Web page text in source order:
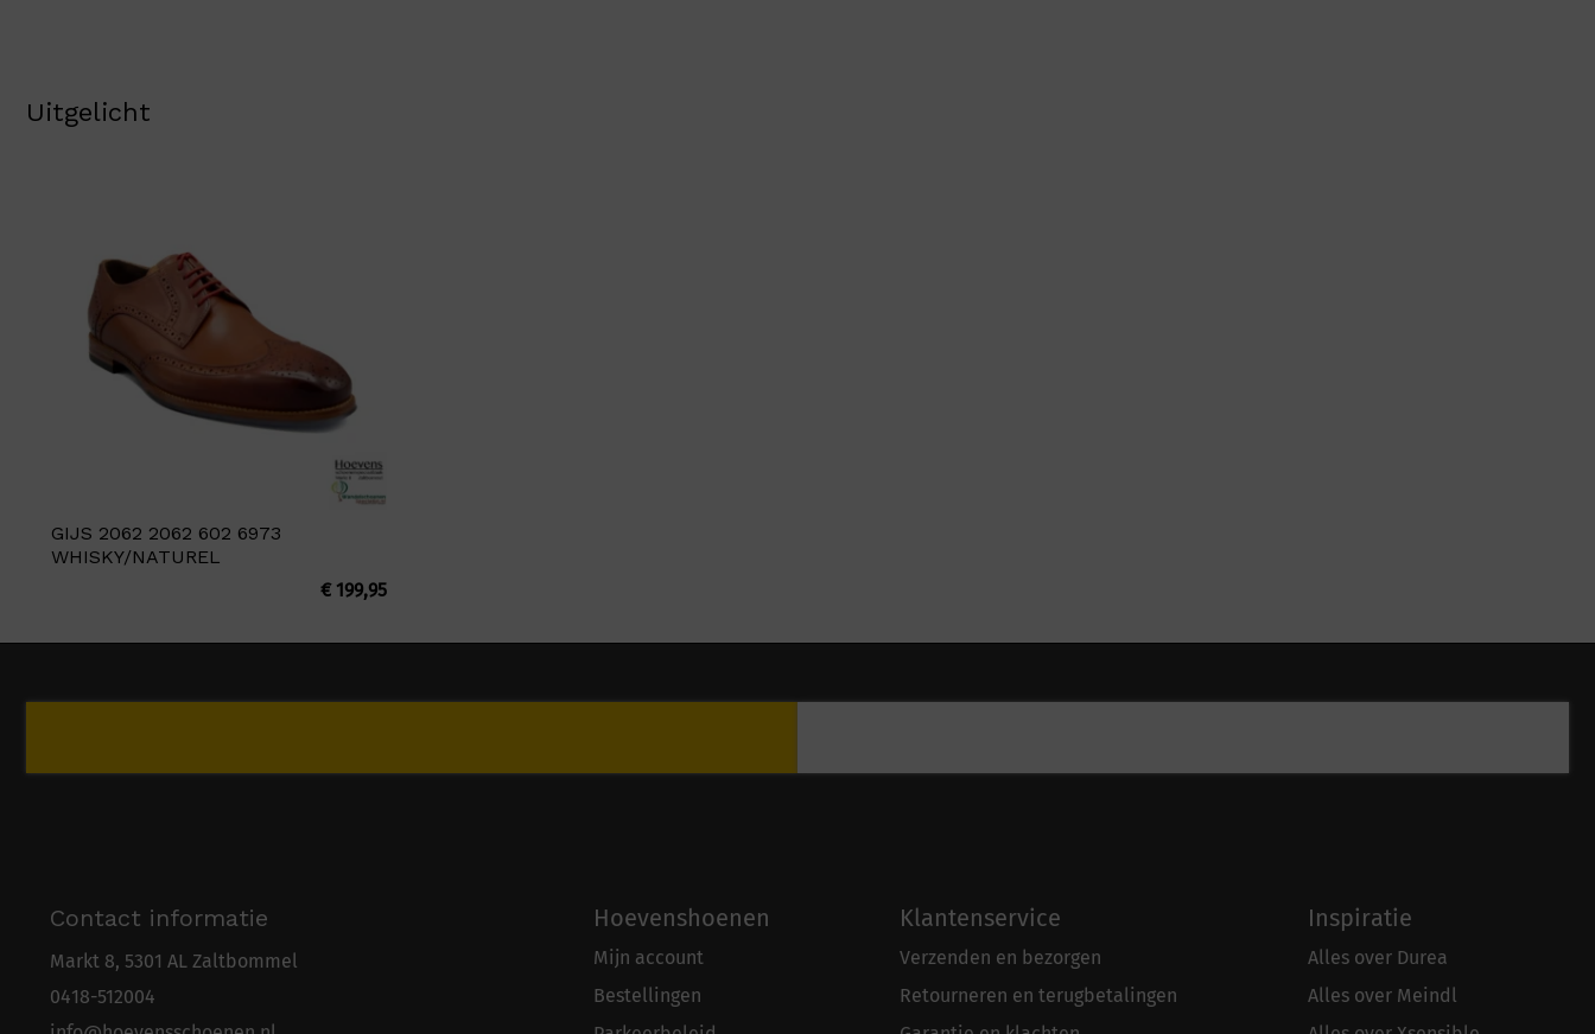
Uitgelicht
GIJS 2062 2062 602 6973
WHISKY/NATUREL
€199,95
Contact informatie
Markt 8, 5301 AL Zaltbommel
0418-512004
Hoevenshoenen
Mijn account
Bestellingen
Klantenservice
Verzenden en bezorgen
Retourneren en terugbetalingen
Inspiratie
Alles over Durea
Alles over Meindl